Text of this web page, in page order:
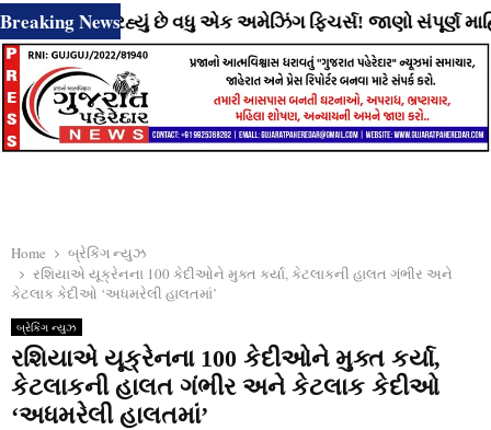
Breaking News
રહ્યું છે વધુ એક અમેઝિંગ ફિચર્સ! જાણો સંપૂર્ણ માહિતી
Home
બ્રેકિંગ ન્યુઝ
રશિયાએ યૂક્રેનના 100 કેદીઓને મુક્ત કર્યા, કેટલાકની હાલત ગંભીર અને
કેટલાક કેદીઓ ‘અધમરેલી હાલતમાં’
બ્રેકિંગ ન્યુઝ
રશિયાએ યૂક્રેનના 100 કેદીઓને મુક્ત કર્યા,
કેટલાકની હાલત ગંભીર અને કેટલાક કેદીઓ
‘અધમરેલી હાલતમાં’